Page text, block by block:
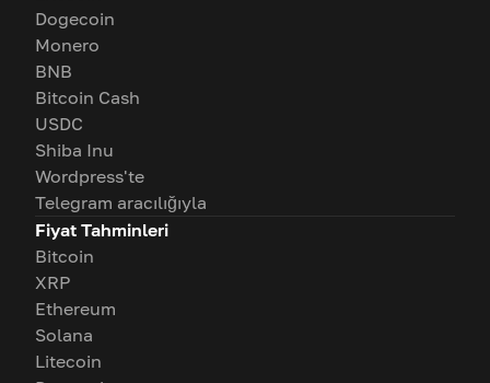
Dogecoin
Monero
BNB
Bitcoin Cash
USDC
Shiba Inu
Wordpress'te
Telegram aracılığıyla
Fiyat Tahminleri
Bitcoin
XRP
Ethereum
Solana
Litecoin